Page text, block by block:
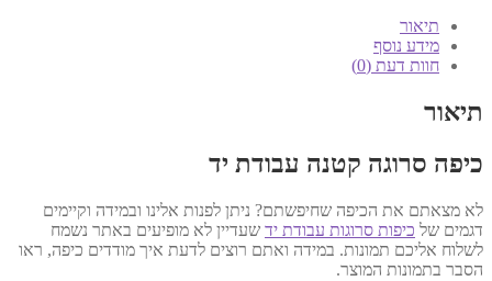
תיאור
מידע נוסף
חוות דעת (0)
תיאור
כיפה סרוגה קטנה עבודת יד
לא מצאתם את הכיפה שחיפשתם? ניתן לפנות אלינו ובמידה וקיימים
דגמים של כיפות סרוגות עבודת יד שעדיין לא מופיעים באתר נשמח
לשלוח אליכם תמונות. במידה ואתם רוצים לדעת איך מודדים כיפה, ראו
הסבר בתמונות המוצר.